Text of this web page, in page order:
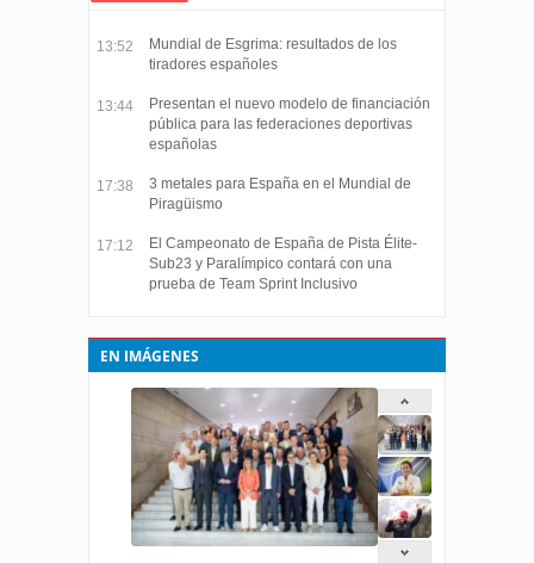
13:52
Mundial de Esgrima: resultados de los
tiradores españoles
13:44
Presentan el nuevo modelo de financiación
pública para las federaciones deportivas
españolas
17:38
3 metales para España en el Mundial de
Piragüismo
17:12
El Campeonato de España de Pista Élite-
Sub23 y Paralímpico contará con una
prueba de Team Sprint Inclusivo
EN IMÁGENES